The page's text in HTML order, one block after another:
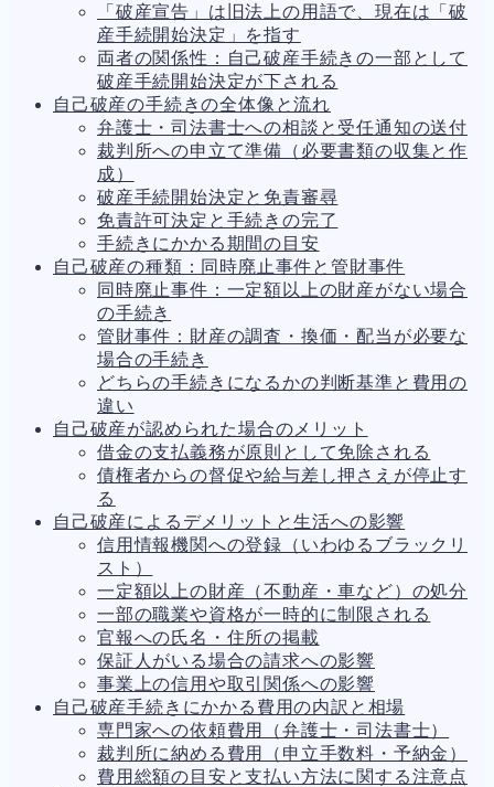
663
資金繰り192
融資278
資産売却193
1,099
差押・強制執行227
法令違反・行政処分
316
訴訟・不正283
損害賠償・知的財産273
157
ガバナンス 90
再建準備67
人事労務 564
人件費20
労働問題266
労災・ハラスメント145
解雇・退職
133
事業運営374
品質・リコール49
情報漏洩・サイバー256
事業再編
手続664
私的整理142
法的整理
債権者対応19
換価・競売54
「破産宣告」は旧法上の用語で、現在は「破
産手続開始決定」を指す
両者の関係性：自己破産手続きの一部として
破産手続開始決定が下される
自己破産の手続きの全体像と流れ
弁護士・司法書士への相談と受任通知の送付
裁判所への申立て準備（必要書類の収集と作
成）
破産手続開始決定と免責審尋
免責許可決定と手続きの完了
手続きにかかる期間の目安
自己破産の種類：同時廃止事件と管財事件
同時廃止事件：一定額以上の財産がない場合
の手続き
管財事件：財産の調査・換価・配当が必要な
場合の手続き
どちらの手続きになるかの判断基準と費用の
違い
自己破産が認められた場合のメリット
借金の支払義務が原則として免除される
債権者からの督促や給与差し押さえが停止す
る
自己破産によるデメリットと生活への影響
信用情報機関への登録（いわゆるブラックリ
スト）
一定額以上の財産（不動産・車など）の処分
一部の職業や資格が一時的に制限される
官報への氏名・住所の掲載
保証人がいる場合の請求への影響
事業上の信用や取引関係への影響
自己破産手続きにかかる費用の内訳と相場
専門家への依頼費用（弁護士・司法書士）
裁判所に納める費用（申立手数料・予納金）
費用総額の目安と支払い方法に関する注意点